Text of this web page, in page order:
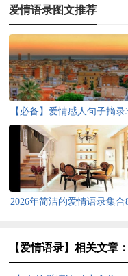
爱情语录图文推荐
【必备】爱情感人句子摘录
2026年简洁的爱情语录集合
【爱情语录】相关文章：